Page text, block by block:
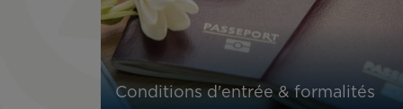
Conditions d'entrée & formalités